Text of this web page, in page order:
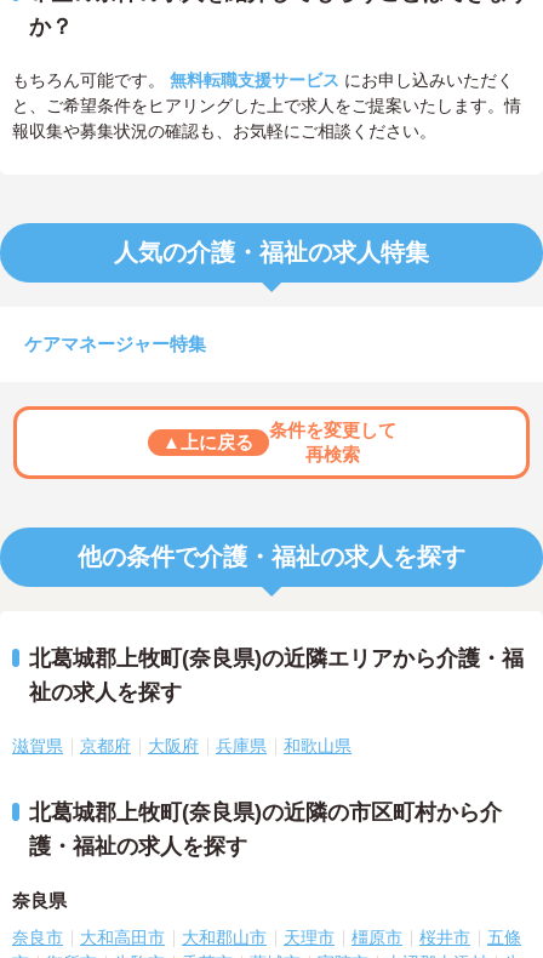
か？
もちろん可能です。 無料転職支援サービス にお申し込みいただく
と、ご希望条件をヒアリングした上で求人をご提案いたします。情
報収集や募集状況の確認も、お気軽にご相談ください。
人気の介護・福祉の求人特集
ケアマネージャー特集
▲上に戻る
条件を変更して
再検索
他の条件で介護・福祉の求人を探す
北葛城郡上牧町(奈良県)の近隣エリアから介護・福
祉の求人を探す
滋賀県 京都府 大阪府 兵庫県 和歌山県
北葛城郡上牧町(奈良県)の近隣の市区町村から介
護・福祉の求人を探す
奈良県
奈良市 大和高田市 大和郡山市 天理市 橿原市 桜井市
五條